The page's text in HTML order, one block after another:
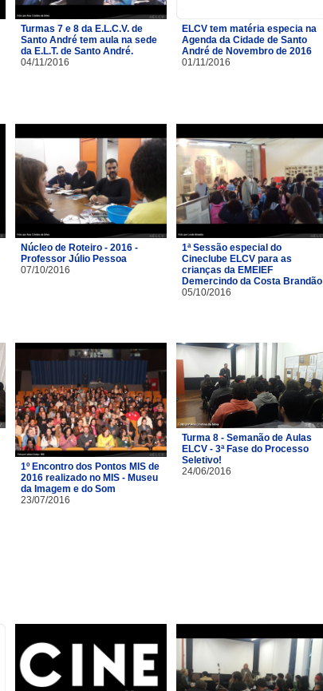
Turmas 7 e 8 da E.L.C.V. de
Santo André tem aula na sede
da E.L.T. de Santo André.
04/11/2016
ELCV tem matéria especia na
Agenda da Cidade de Santo
André de Novembro de 2016
01/11/2016
Núcleo de Roteiro - 2016 -
Professor Júlio Pessoa
07/10/2016
1ª Sessão especial do
Cineclube ELCV para as
crianças da EMEIEF
Demercindo da Costa Brandão
05/10/2016
1º Encontro dos Pontos MIS de
2016 realizado no MIS - Museu
da Imagem e do Som
23/07/2016
Turma 8 - Semanão de Aulas
ELCV - 3ª Fase do Processo
Seletivo!
24/06/2016